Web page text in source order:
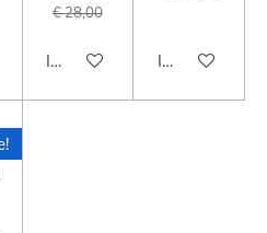
€ 28,00
In winkelwagenIn